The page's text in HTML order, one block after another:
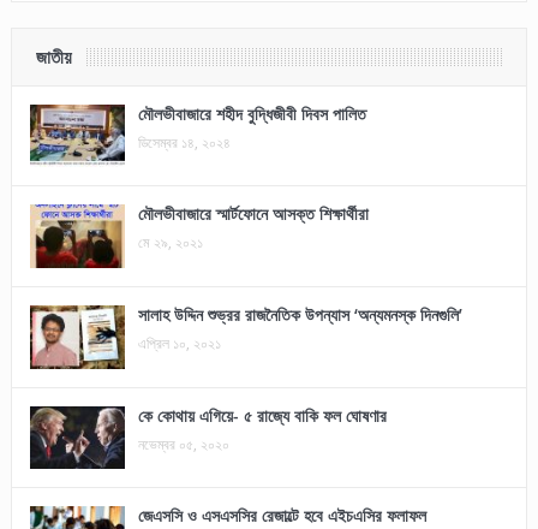
জাতীয়
মৌলভীবাজারে শহীদ বুদ্ধিজীবী দিবস পালিত
ডিসেম্বর ১৪, ২০২৪
মৌলভীবাজারে স্মার্টফোনে আসক্ত শিক্ষার্থীরা
মে ২৯, ২০২১
সালাহ উদ্দিন শুভ্রর রাজনৈতিক উপন্যাস ‘অন্যমনস্ক দিনগুলি’
এপ্রিল ১০, ২০২১
কে কোথায় এগিয়ে- ৫ রাজ্যে বাকি ফল ঘোষণার
নভেম্বর ০৫, ২০২০
জেএসসি ও এসএসসির রেজাল্টে হবে এইচএসির ফলাফল